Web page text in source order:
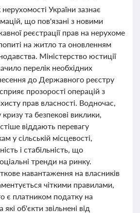
України зазнає
що пов'язані з новими
реєстрації прав на нерухоме
на житло та оновленням
Міністерство юстиції
перелік необхідних
до Державного реєстру
прозорості операцій з
прав власності. Водночас,
та безпекові виклики,
віддають перевагу
у сільській місцевості,
і стабільність, що
тренди на ринку.
навантаження на власників
чіткими правилами,
є платником податку на
об'єкти звільнені від